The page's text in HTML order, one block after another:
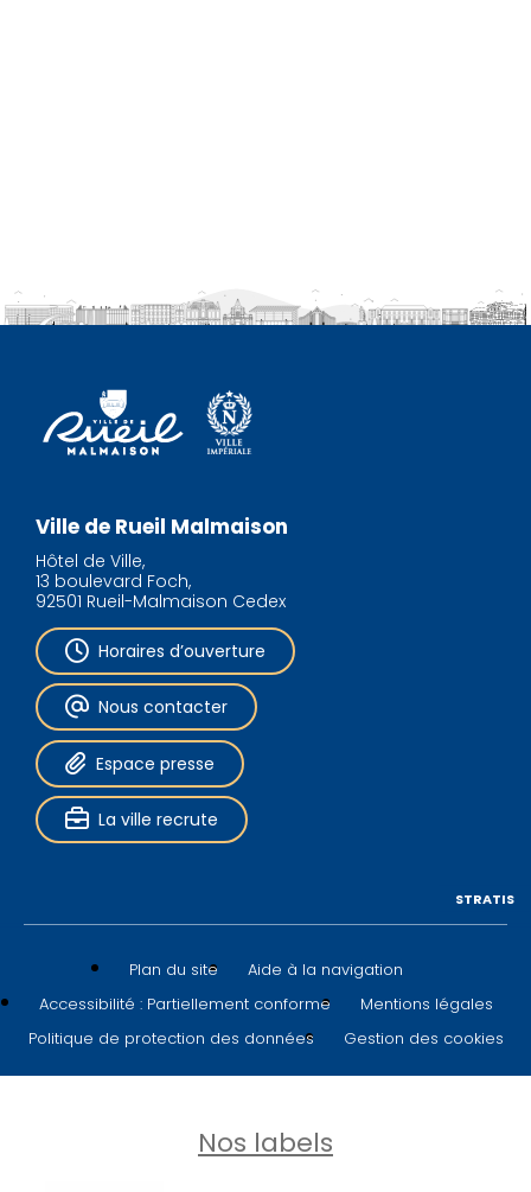
Ville de Rueil Malmaison
Hôtel de Ville,
13 boulevard Foch,
92501 Rueil-Malmaison Cedex
Horaires d’ouverture
Nous contacter
Espace presse
La ville recrute
Plan du site
Aide à la navigation
Accessibilité : Partiellement conforme
Mentions légales
Politique de protection des données
Gestion des cookies
STRATIS
Nos labels